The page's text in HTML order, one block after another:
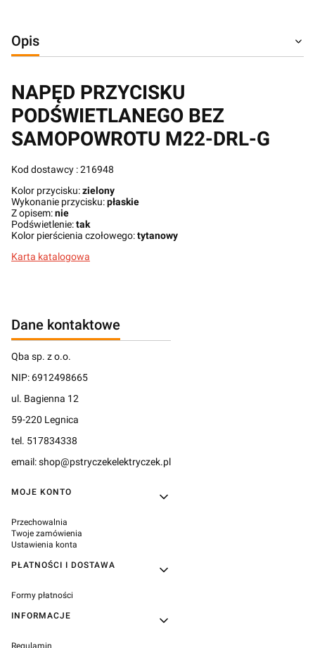
Opis
NAPĘD PRZYCISKU
PODŚWIETLANEGO BEZ
SAMOPOWROTU M22-DRL-G
Kod dostawcy : 216948
Kolor przycisku:zielony
Wykonanie przycisku:płaskie
Z opisem:nie
Podświetlenie:tak
Kolor pierścienia czołowego:tytanowy
Karta katalogowa
Dane kontaktowe
Qba sp. z o.o.
NIP: 6912498665
ul. Bagienna 12
59-220 Legnica
tel. 517834338
email: shop@pstryczekelektryczek.pl
Linki w stopce
MOJE KONTO
Przechowalnia
Twoje zamówienia
Ustawienia konta
PŁATNOŚCI I DOSTAWA
Formy płatności
INFORMACJE
Regulamin